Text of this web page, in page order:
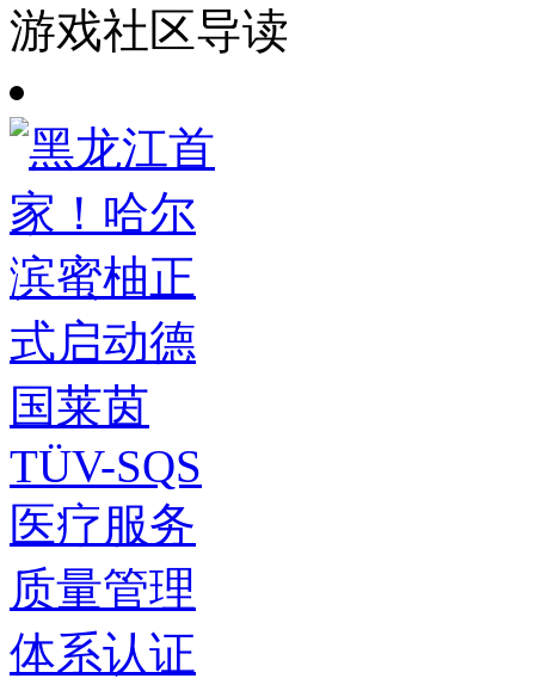
游戏社区导读